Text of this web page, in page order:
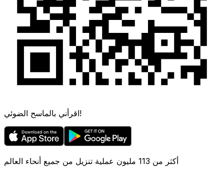
اقرأني بالماسح الضوئي!
أكثر من 113 مليون عملية تنزيل من جميع أنحاء العالم